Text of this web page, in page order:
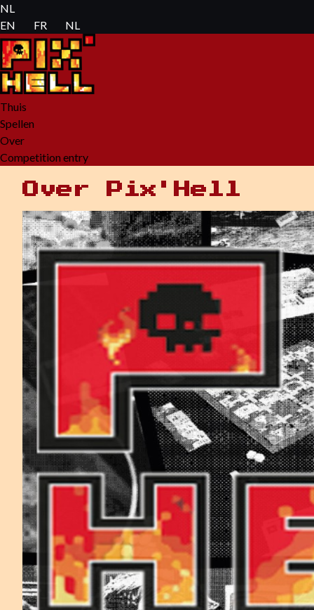
NL 🇳🇱
EN 🇬🇧
FR 🇨🇵 NL 🇳🇱
Thuis
Spellen
Over
Competition entry
Over Pix'Hell